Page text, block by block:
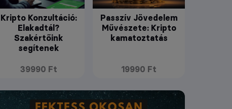
Kripto Konzultáció:
Elakadtál?
Szakértőink
segítenek
39990 Ft
Passzív Jövedelem
Művészete: Kripto
kamatoztatás
19990 Ft